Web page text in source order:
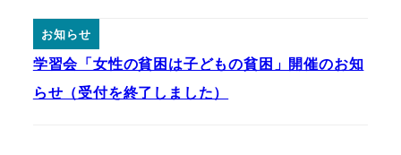
お知らせ
学習会「女性の貧困は子どもの貧困」開催のお知
らせ（受付を終了しました）